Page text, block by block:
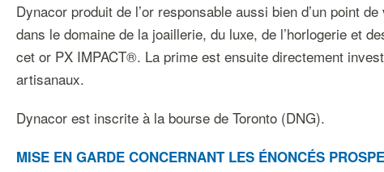
Dynacor produit de l’or responsable aussi bien d’un point
dans le domaine de la joaillerie, du luxe, de l’horlogerie et
cet or PX IMPACT®. La prime est ensuite directement
artisanaux.
Dynacor est inscrite à la bourse de Toronto (DNG).
MISE EN GARDE CONCERNANT LES ÉNONCÉS